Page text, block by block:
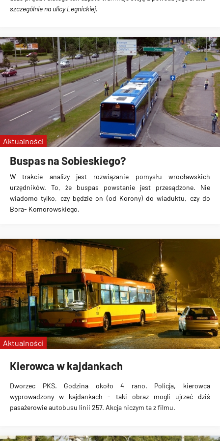
szczególnie na ulicy Legnickiej.
Buspas na Sobieskiego?
W trakcie analizy jest rozwiązanie pomysłu wrocławskich
urzędników. To, że buspas powstanie jest przesądzone. Nie
wiadomo tylko, czy będzie on (od Korony) do wiaduktu, czy do
Bora- Komorowskiego.
Aktualności
Kierowca w kajdankach
Dworzec PKS. Godzina około 4 rano. Policja, kierowca
wyprowadzony w kajdankach - taki obraz mogli ujrzeć dziś
pasażerowie autobusu linii 257. Akcja niczym ta z filmu.
Aktualności